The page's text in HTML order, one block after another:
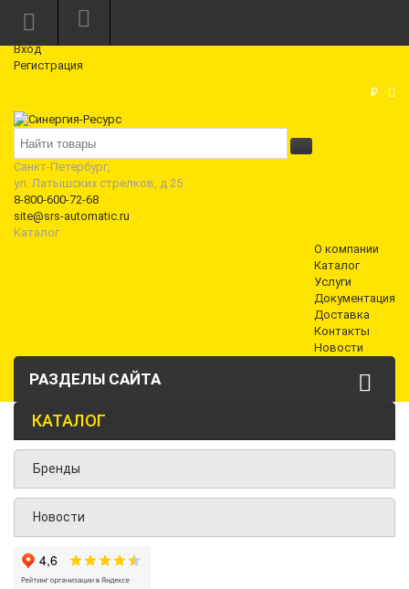
Режим работы: Пн—Пт: 10:00—18:00
Вход
Регистрация
₽
Санкт-Петербург,
ул. Латышских стрелков, д 25
8-800-600-72-68
site@srs-automatic.ru
Каталог
О компании
Каталог
Услуги
Документация
Доставка
Контакты
Новости
РАЗДЕЛЫ САЙТА
КАТАЛОГ
Бренды
Новости